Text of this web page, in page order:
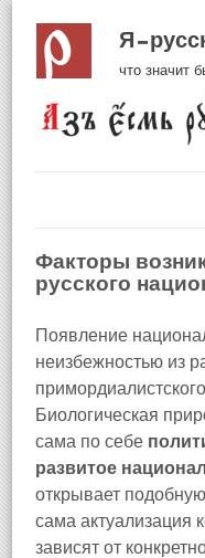
Я
что значит
Факторы
русского
Появление
неизбежностью из
Биологическая
сама по себе
развитое
открывает
сама
зависят от